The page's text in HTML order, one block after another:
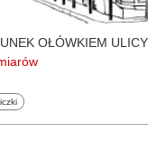
OŁÓWKIEM